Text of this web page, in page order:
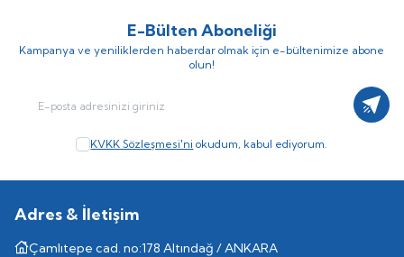
E-Bülten Aboneliği
Kampanya ve yeniliklerden haberdar olmak için e-bültenimize abone
olun!
KVKK Sözleşmesi'ni okudum, kabul ediyorum.
Adres & İletişim
Çamlıtepe cad. no:178 Altındağ / ANKARA